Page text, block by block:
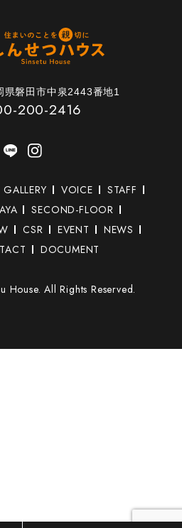
磐田市中泉2443番地1
200-2416
GALLERY VOICE
STAFF
SECOND-FLOOR
CSR EVENT
NEWS
DOCUMENT
House. All Rights Reserved.